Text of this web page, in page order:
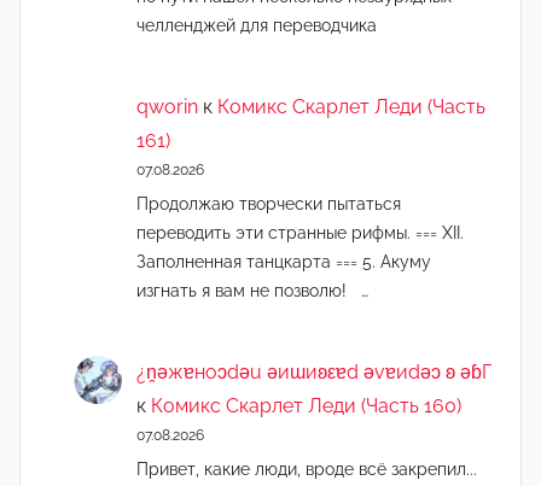
м
челленджей для переводчика
qworin к Комикс Скарлет Леди (Часть
161)
07.08.2026
Продолжаю творчески пытаться
переводить эти странные рифмы. === XII.
Заполненная танцкарта === 5. Акуму
изгнать я вам не позволю! …
¿n̯ǝжɐноɔdǝu ǝиɯиʚεɐd ǝvɐиdǝɔ ʚ ǝɓГ
к Комикс Скарлет Леди (Часть 160)
07.08.2026
Привет, какие люди, вроде всё закрепил...